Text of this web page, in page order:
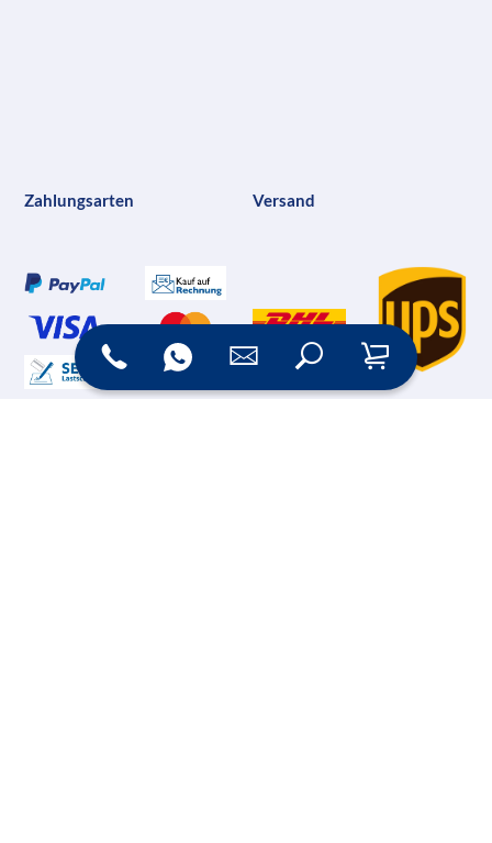
Zahlungsarten Versand